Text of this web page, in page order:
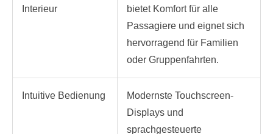
Interieur
bietet Komfort für alle
Passagiere und eignet sich
hervorragend für Familien
oder Gruppenfahrten.
Intuitive Bedienung
Modernste Touchscreen-
Displays und
sprachgesteuerte